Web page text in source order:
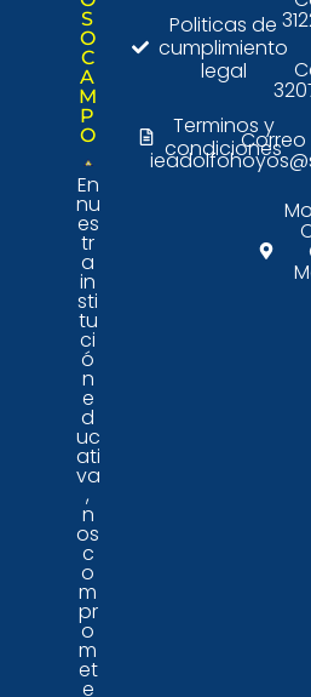
S
O
C
A
M
P
O
En
nu
es
tr
a
in
sti
tu
ci
ó
n
e
d
uc
ati
va
,
n
os
c
o
m
pr
o
m
et
e
Politicas de
cumplimiento
legal
Terminos y
condiciones